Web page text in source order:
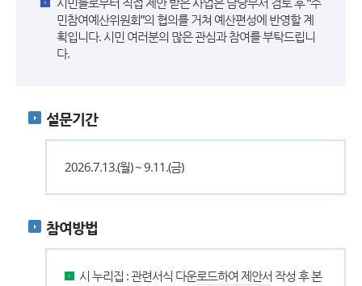
민참여예산위원회”의 협의를 거쳐 예산편성에 반영할 계
획입니다. 시민 여러분의 많은 관심과 참여를 부탁드립니
다.
설문기간
2026.7.13.(월) ~ 9.11.(금)
참여방법
시 누리집 : 관련서식 다운로드하여 제안서 작성 후 본